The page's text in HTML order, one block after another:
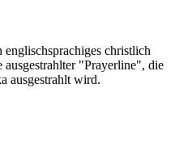
christlich
"Prayerline", die
ausgestrahlt wird.